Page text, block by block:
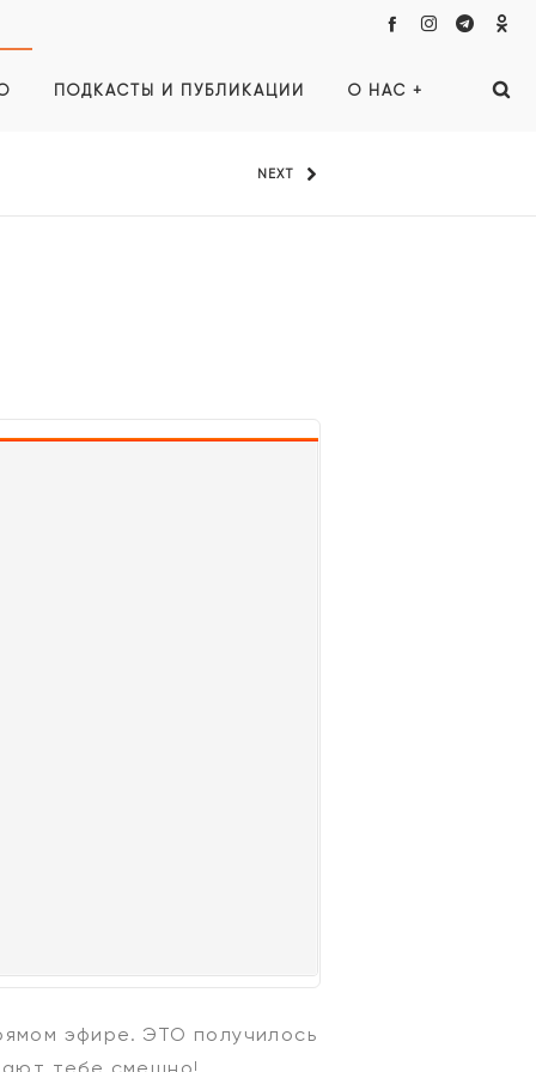
ПОДКАСТЫ И ПУБЛИКАЦИИ О НАС +
NEXT
эфире. ЭТО получилось